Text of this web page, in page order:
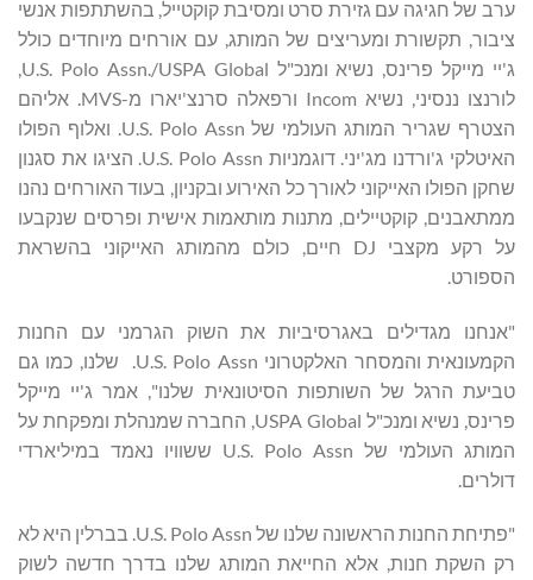
ערב של חגיגה עם גזירת סרט ומסיבת קוקטייל, בהשתתפות אנשי
ציבור, תקשורת ומעריצים של המותג, עם אורחים מיוחדים כולל
לורנצו ננסיני, נשיא Incom ורפאלה סרנצ'יארו מ-MVS. אליהם
הצטרף שגריר המותג העולמי של U.S. Polo Assn. ואלוף הפולו
האיטלקי ג'ורדנו מג'יני. דוגמניות U.S. Polo Assn. הציגו את סגנון
שחקן הפולו האייקוני לאורך כל האירוע ובקניון, בעוד האורחים נהנו
ממתאבנים, קוקטיילים, מתנות מותאמות אישית ופרסים שנקבעו
על רקע מקצבי DJ חיים, כולם מהמותג האייקוני בהשראת
הספורט.
"אנחנו מגדילים באגרסיביות את השוק הגרמני עם החנות
הקמעונאית והמסחר האלקטרוני U.S. Polo Assn. שלנו, כמו גם
טביעת הרגל של השותפות הסיטונאית שלנו", אמר ג'יי מייקל
פרינס, נשיא ומנכ"ל USPA Global, החברה שמנהלת ומפקחת על
המותג העולמי של U.S. Polo Assn ששוויו נאמד במיליארדי
דולרים.
"פתיחת החנות הראשונה שלנו של U.S. Polo Assn. בברלין היא לא
רק השקת חנות, אלא החייאת המותג שלנו בדרך חדשה לשוק